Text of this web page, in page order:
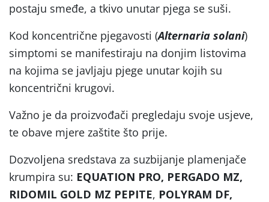
postaju smeđe, a tkivo unutar pjega se suši.
Kod koncentrične pjegavosti (Alternaria solani)
simptomi se manifestiraju na donjim listovima
na kojima se javljaju pjege unutar kojih su
koncentrični krugovi.
Važno je da proizvođači pregledaju svoje usjeve,
te obave mjere zaštite što prije.
Dozvoljena sredstava za suzbijanje plamenjače
krumpira su: EQUATION PRO, PERGADO MZ,
RIDOMIL GOLD MZ PEPITE, POLYRAM DF,